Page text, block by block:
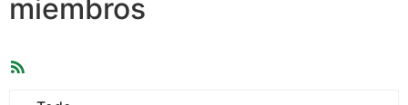
miembros